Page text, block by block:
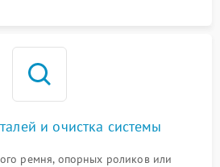
и очистка системы
ремня, опорных роликов или